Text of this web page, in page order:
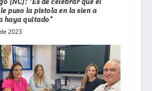
puso la pistola en la sien a
haya quitado”
2023